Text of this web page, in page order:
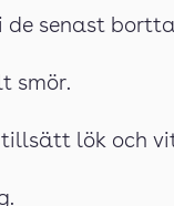
de senast
smör.
tillsätt lök och